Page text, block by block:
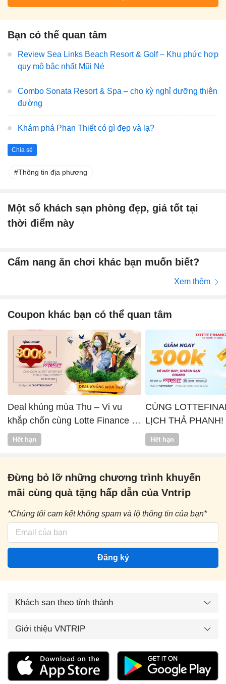
Bạn có thể quan tâm
Review Sea Links Beach Resort & Golf – Khu phức hợp
quy mô bậc nhất Mũi Né
Combo Sonata Resort & Spa – cho kỳ nghỉ dưỡng thiên
đường
Khám phá Phan Thiết có gì đẹp và lạ?
Chia sẻ
Thông tin địa phương
Một số khách sạn phòng đẹp, giá tốt tại
thời điểm này
Cẩm nang ăn chơi khác bạn muốn biết?
Xem thêm
Coupon khác bạn có thể quan tâm
Deal khủng mùa Thu – Vi vu
khắp chốn cùng Lotte Finance x
Vntrip
Hết hạn
CÙNG
LỊCH THẢ PHANH!
Hết hạn
Đừng bỏ lỡ những chương trình khuyến
mãi cùng quà tặng hấp dẫn của Vntrip
*Chúng tôi cam kết không spam và lộ thông tin của bạn*
Đăng ký
Khách sạn theo tỉnh thành
Giới thiệu VNTRIP